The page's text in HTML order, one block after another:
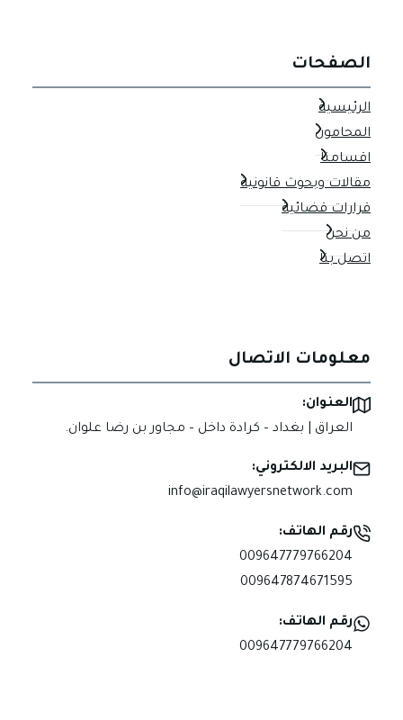
الصفحات
الرئيسية
المحامون
اقسامنا
مقالات وبحوث قانونية
قرارات قضائية
من نحن
اتصل بنا
معلومات الاتصال
العنوان:
العراق | بغداد – كرادة داخل – مجاور بن رضا علوان.
البريد الالكتروني:
info@iraqilawyersnetwork.com
رقم الهاتف:
009647779766204
009647874671595
رقم الهاتف:
009647779766204